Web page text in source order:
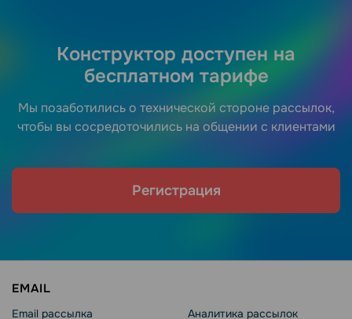
Конструктор доступен на
бесплатном тарифе
Мы позаботились о технической стороне рассылок,
чтобы вы сосредоточились на общении с клиентами
Регистрация
EMAIL
Email рассылка
Аналитика рассылок